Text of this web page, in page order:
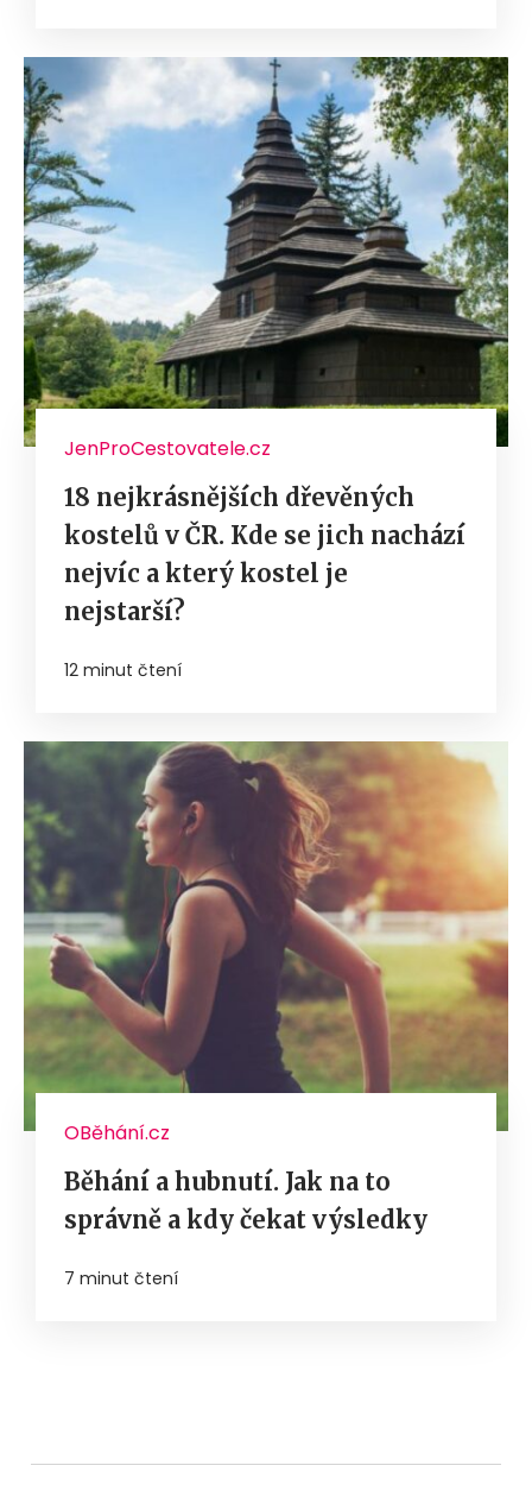
JenProCestovatele.cz
18 nejkrásnějších dřevěných
kostelů v ČR. Kde se jich nachází
nejvíc a který kostel je
nejstarší?
12 minut čtení
OBěhání.cz
Běhání a hubnutí. Jak na to
správně a kdy čekat výsledky
7 minut čtení